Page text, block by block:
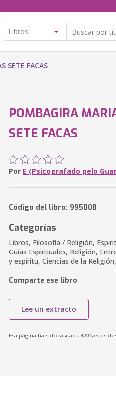
SETE FACAS
POMBAGIRA
SETE FACAS
Por E (Psicografado pelo
Código del libro: 995008
Categorías
Libros, Filosofía / Religión,
Guías Espirituales, Religión,
y espíritu, Ciencias de la
Comparte ese libro
Lee un extracto
Esa página ha sido visitada 477veces